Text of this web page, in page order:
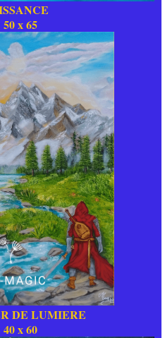
x 65
DE LUMIERE
x 60